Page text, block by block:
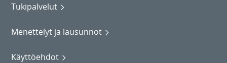
Tukipalvelut
Menettelyt ja lausunnot
Käyttöehdot